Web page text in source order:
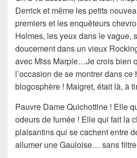
Derricket même les petits
premiers et les enquêteurs
Holmes, les yeux dans le vague,
doucement dans un vieux
avec Miss Marple…Je crois bien
l’occasion de se montrer dans
blogosphère ! Maigret, était là, à
Pauvre DameQuichottine ! Elle
odeurs de fumée ! Elle qui fait la
plaisantins qui se cachent entre
allumer une Gauloise… sans